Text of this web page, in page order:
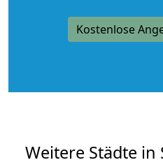
Kostenlose
Weitere Städte in